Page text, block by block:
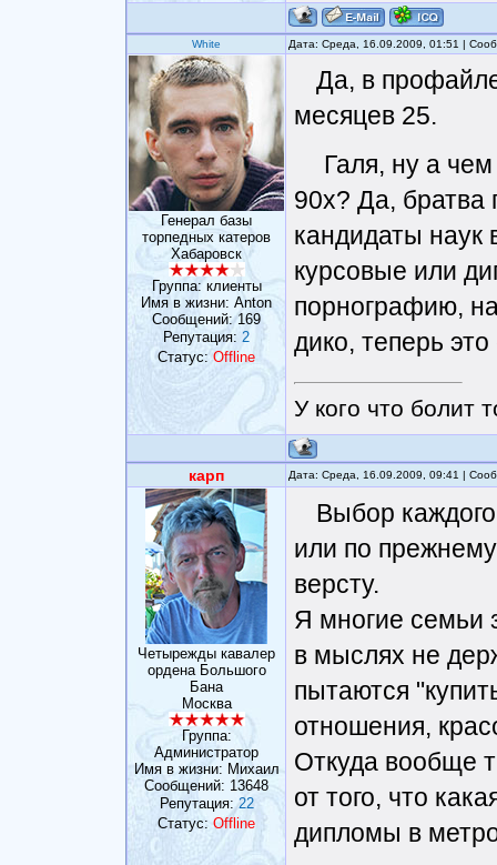
White Дата: Среда, 16.09.2009, 01:51 |
Генерал базы
торпедных катеров
Хабаровск
Группа: клиенты
Имя в жизни: Anton
Сообщений:169
Репутация: 2
Статус: Offline
Да, в
месяцев 25.
Галя, ну а
90х? Да, братва
кандидаты наук
курсовые или
порнографию,
дико, теперь
У кого что болит
карп Дата: Среда, 16.09.2009, 09:41 |
Четырежды кавалер
ордена Большого
Бана
Москва
Группа:
Администратор
Имя в жизни: Михаил
Сообщений: 13648
Репутация:22
Статус: Offline
Выбор
или по прежнему
версту.
Я многие семьи
в мыслях не
пытаются
отношения,
Откуда вообще
от того, что
дипломы в